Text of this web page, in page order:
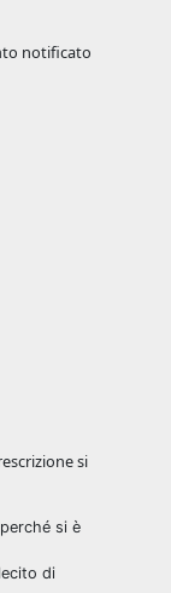
notificato
si
si è
di